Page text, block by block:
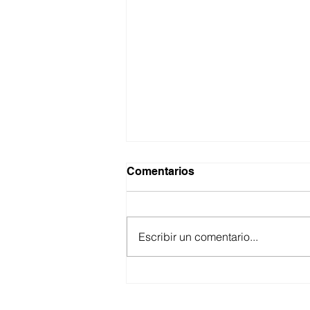
Comentarios
Escribir un comentario...